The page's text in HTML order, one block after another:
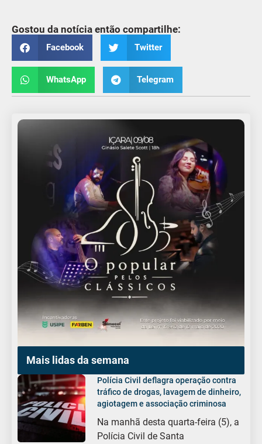
Gostou da notícia então compartilhe:
Facebook Twitter
WhatsApp Telegram
Mais lidas da semana
Polícia Civil deflagra operação contra
tráfico de drogas, lavagem de dinheiro,
agiotagem e associação criminosa
Na manhã desta quarta-feira (5), a
Polícia Civil de Santa